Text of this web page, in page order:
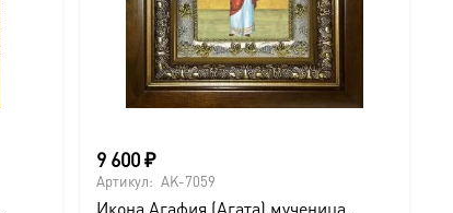
товара.
9 600₽
Артикул: AK-7059
Икона Агафия (Агата) мученица,